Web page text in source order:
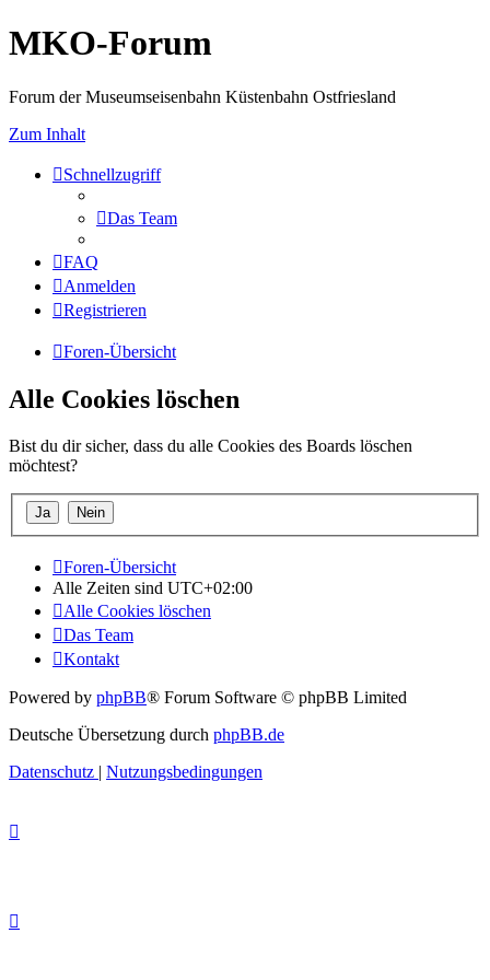
MKO-Forum
Forum der Museumseisenbahn Küstenbahn Ostfriesland
Zum Inhalt
Schnellzugriff
Das Team
FAQ
Anmelden
Registrieren
Foren-Übersicht
Alle Cookies löschen
Bist du dir sicher, dass du alle Cookies des Boards löschen
möchtest?
Foren-Übersicht
Alle Zeiten sind UTC+02:00
Alle Cookies löschen
Das Team
Kontakt
Powered by phpBB® Forum Software © phpBB Limited
Deutsche Übersetzung durch phpBB.de
Datenschutz | Nutzungsbedingungen